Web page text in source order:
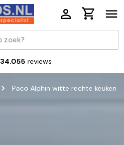
34.055 reviews
Paco Alphin witte rechte keuken